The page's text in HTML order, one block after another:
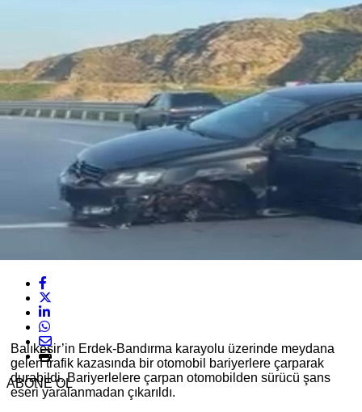
ABONE OL
Balıkesir’in Erdek-Bandırma karayolu üzerinde meydana
gelen trafik kazasında bir otomobil bariyerlere çarparak
durabildi. Bariyerlelere çarpan otomobilden sürücü şans
eseri yaralanmadan çıkarıldı.